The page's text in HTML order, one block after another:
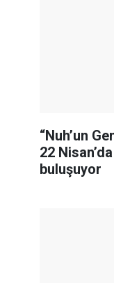
“Nuh’un
22
buluşuyor